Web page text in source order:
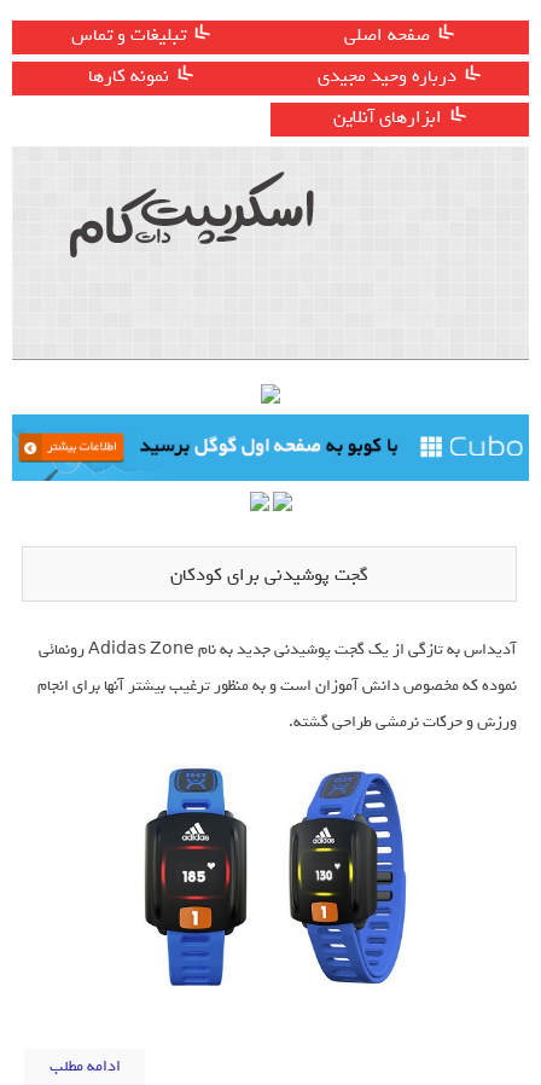
صفحه اصلی
تبلیغات و تماس
درباره وحید مجیدی
نمونه کارها
ابزارهای آنلاین
گجت پوشیدنی برای کودکان
آدیداس به تازگی از یک گجت پوشیدنی جدید به نام Adidas Zone رونمائی
نموده که مخصوص دانش آموزان است و به منظور ترغیب بیشتر آنها برای انجام
ورزش و حرکات نرمشی طراحی گشته.
ادامه مطلب